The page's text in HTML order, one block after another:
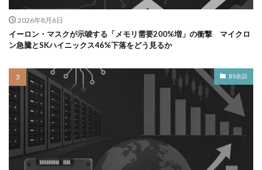
2026年8月6日
イーロン・マスクが示唆する「メモリ需要200%増」の衝撃 マイクロ
ン急騰とSKハイニックス46%下落をどう見るか
BS余話